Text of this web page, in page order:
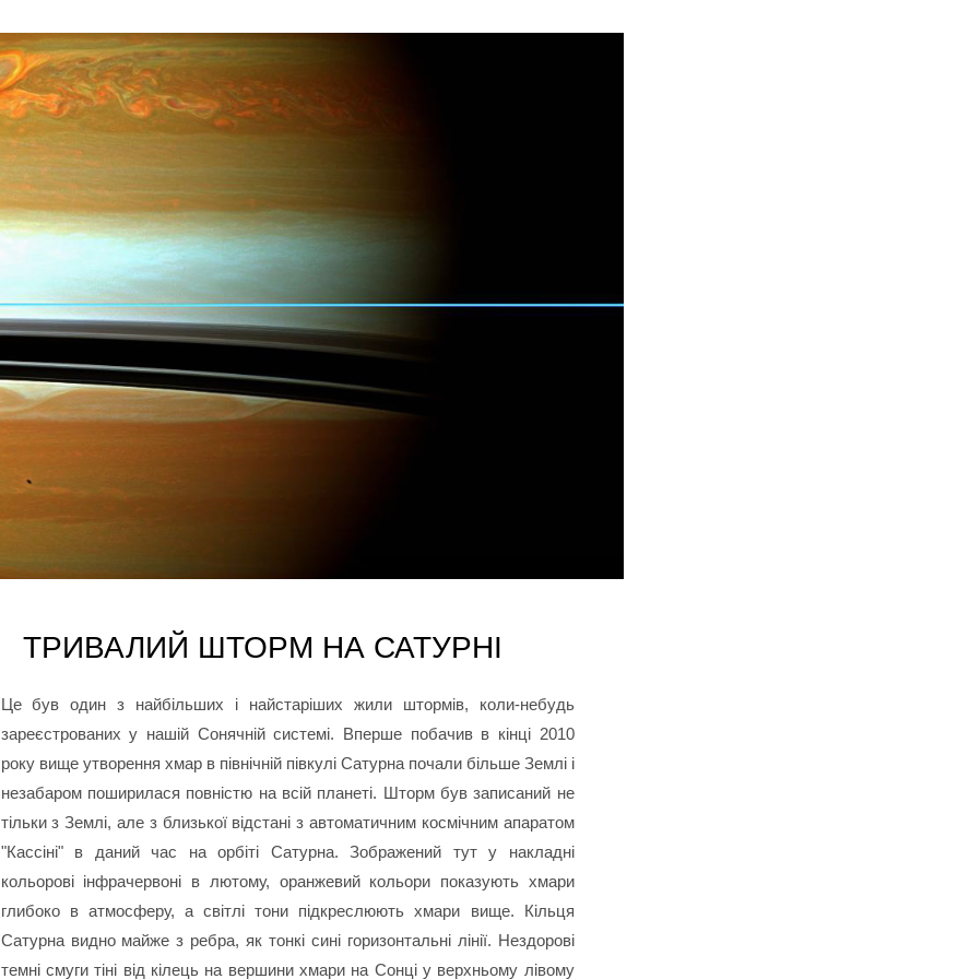
ТРИВАЛИЙ ШТОРМ НА САТУРНІ
Це був один з найбільших і найстаріших жили штормів, коли-небудь
зареєстрованих у нашій Сонячній системі. Вперше побачив в кінці 2010
року вище утворення хмар в північній півкулі Сатурна почали більше Землі і
незабаром поширилася повністю на всій планеті. Шторм був записаний не
тільки з Землі, але з близької відстані з автоматичним космічним апаратом
"Кассіні" в даний час на орбіті Сатурна. Зображений тут у накладні
кольорові інфрачервоні в лютому, оранжевий кольори показують хмари
глибоко в атмосферу, а світлі тони підкреслюють хмари вище. Кільця
Сатурна видно майже з ребра, як тонкі сині горизонтальні лінії. Нездорові
темні смуги тіні від кілець на вершини хмари на Сонці у верхньому лівому